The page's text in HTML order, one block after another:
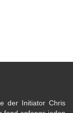
der Initiator Chris